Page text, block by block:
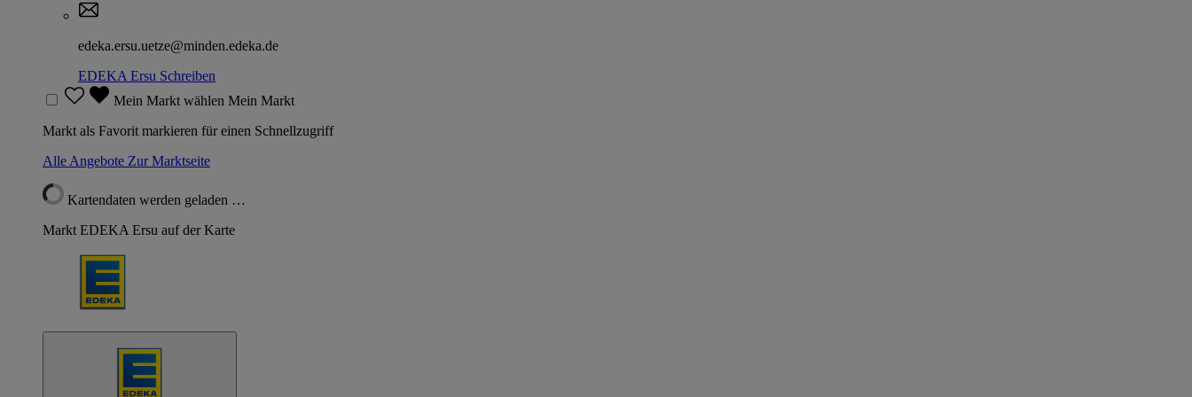
edeka.ersu.uetze@minden.edeka.de
EDEKA Ersu Schreiben
Mein Markt wählen Mein Markt
Markt als Favorit markieren für einen Schnellzugriff
Alle Angebote Zur Marktseite
Kartendaten werden geladen …
Markt EDEKA Ersu auf der Karte